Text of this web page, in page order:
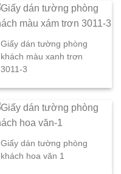
Giấy dán tường phòng
khách màu xanh trơn
3011-3
Giấy dán tường phòng
khách hoa văn 1